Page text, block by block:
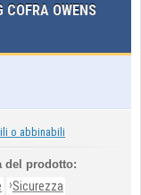
OWENS
o abbinabili
del prodotto:
›Sicurezza